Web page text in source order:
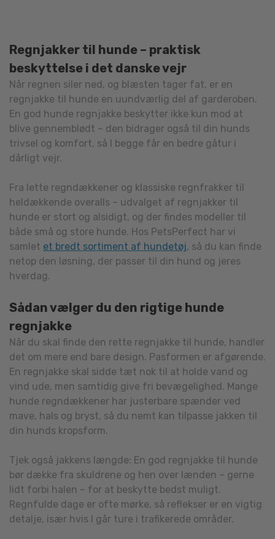
Regnjakker til hunde – praktisk
beskyttelse i det danske vejr
Når regnen siler ned, og blæsten tager fat, er en
regnjakke til hunde en uundværlig del af garderoben.
En god hunde regnjakke beskytter ikke kun mod at
blive gennemblødt – den bidrager også til din hunds
trivsel og komfort, så I begge får en bedre gåtur i
dårligt vejr.
Fra lette regndækkener og klassiske regnfrakker til
heldækkende overalls – udvalget af regnjakker til
hunde er stort og alsidigt, og der findes modeller til
både små og store hunde. Hos PetsPerfect har vi
samlet et bredt sortiment af hundetøj, så du kan finde
netop den løsning, der passer til din hund og jeres
hverdag.
Sådan vælger du den rigtige hunde
regnjakke
Når du skal finde den rette regnjakke til hunde, handler
det om mere end bare design. Pasformen er afgørende.
En regnjakke skal sidde tæt nok til at holde vand og
vind ude, men samtidig give fri bevægelighed. Mange
hunde regndækkener har justerbare spænder ved
mave, hals og bryst, så du nemt kan tilpasse jakken til
din hunds kropsform.
Tjek også jakkens længde: En god regnjakke til hunde
bør dække fra skuldrene og hen over lænden – gerne
lidt forbi halen – for at beskytte bedst muligt.
Regnfulde dage er ofte mørke, så reflekser er en vigtig
detalje, især hvis I går ture i trafikerede områder.